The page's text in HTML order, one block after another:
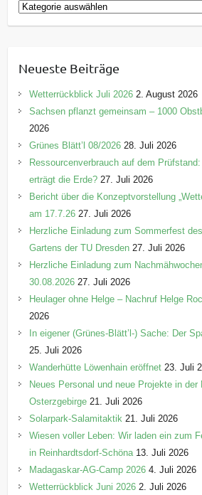
K
a
g
o
r
e
n
Neueste Beiträge
Wetterrückblick Juli 2026 2. August 2026
Sachsen pflanzt gemeinsam – 1000
2026
Grünes Blätt’l 08/2026 28. Juli 2026
Ressourcenverbrauch auf dem
erträgt die Erde? 27. Juli 2026
Bericht über die Konzeptvorstellung
am 17.7.26 27. Juli 2026
Herzliche Einladung zum Sommerfest
Gartens der TU Dresden 27. Juli 2026
Herzliche Einladung zum
30.08.2026 27. Juli 2026
Heulager ohne Helge – Nachruf Helge
2026
In eigener (Grünes-Blätt’l-) Sache: Der
25. Juli 2026
Wanderhütte Löwenhain eröffnet 23. Juli
Neues Personal und neue Projekte in
Osterzgebirge 21. Juli 2026
Solarpark-Salamitaktik 21. Juli 2026
Wiesen voller Leben: Wir laden ein zum
in Reinhardtsdorf-Schöna 13. Juli 2026
Madagaskar-AG-Camp 2026 4. Juli 2026
Wetterrückblick Juni 2026 2. Juli 2026